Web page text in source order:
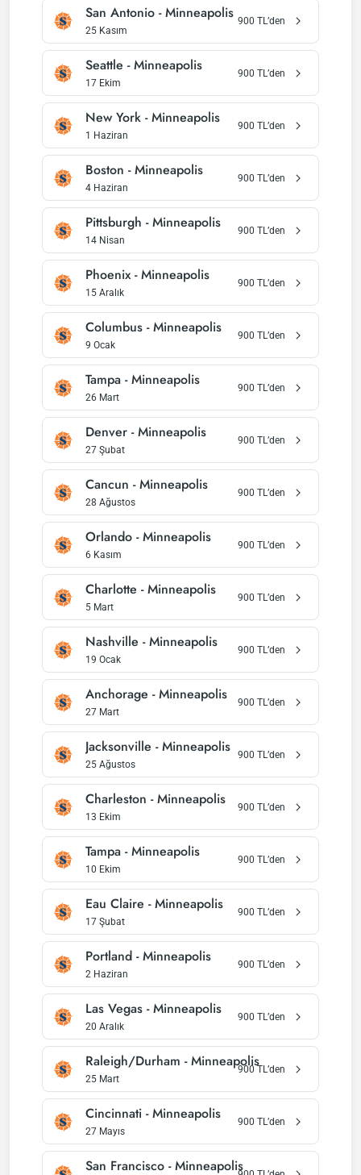
San Antonio -Minneapolis
25 Kasım
900 TL’den
Seattle -Minneapolis
17 Ekim
900 TL’den
New York -Minneapolis
1 Haziran
900 TL’den
Boston -Minneapolis
4 Haziran
900 TL’den
Pittsburgh -Minneapolis
14 Nisan
900 TL’den
Phoenix-Minneapolis
15 Aralık
900 TL’den
Columbus -Minneapolis
9 Ocak
900 TL’den
Tampa -Minneapolis
26 Mart
900 TL’den
Denver -Minneapolis
27 Şubat
900 TL’den
Cancun -Minneapolis
28 Ağustos
900 TL’den
Orlando -Minneapolis
6 Kasım
900 TL’den
Charlotte -Minneapolis
5 Mart
900 TL’den
Nashville -Minneapolis
19 Ocak
900 TL’den
Anchorage -Minneapolis
27 Mart
900 TL’den
Jacksonville -Minneapolis
25 Ağustos
900 TL’den
Charleston -Minneapolis
13 Ekim
900 TL’den
Tampa -Minneapolis
10 Ekim
900 TL’den
Eau Claire -Minneapolis
17 Şubat
900 TL’den
Portland -Minneapolis
2 Haziran
900 TL’den
Las Vegas -Minneapolis
20 Aralık
900 TL’den
Raleigh/Durham -Minneapolis
25 Mart
900TL’den
Cincinnati -Minneapolis
27 Mayıs
900 TL’den
San Francisco -Minneapolis